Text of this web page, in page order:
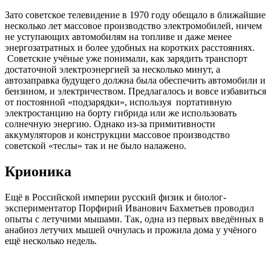
Зато советское телевидение в 1970 году обещало в ближайшие
несколько лет массовое производство электромобилей, ничем
не уступающих автомобилям на топливе и даже менее
энергозатратных и более удобных на коротких расстояниях.
Советские учёные уже понимали, как зарядить транспорт
достаточной электроэнергией за несколько минут, а
автозаправка будущего должна была обеспечить автомобили и
бензином, и электричеством. Предлагалось и вовсе избавиться
от постоянной «подзарядки», используя портативную
электростанцию на борту гибрида или же использовать
солнечную энергию. Однако из-за примитивности
аккумуляторов и конструкции массовое производство
советской «теслы» так и не было налажено.
Крионика
Ещё в Российской империи русский физик и биолог-
экспериментатор Порфирий Иванович Бахметьев проводил
опыты с летучими мышами. Так, одна из первых введённых в
анабиоз летучих мышей очнулась и прожила дома у учёного
ещё несколько недель.